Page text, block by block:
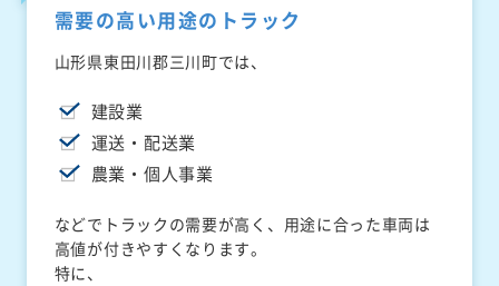
需要の高い用途のトラック
山形県東田川郡三川町では、
建設業
運送・配送業
農業・個人事業
などでトラックの需要が高く、用途に合った車両は
高値が付きやすくなります。
特に、